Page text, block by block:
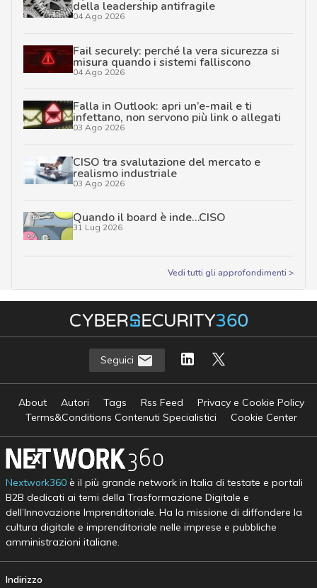
della leadership antifragile
04 Ago 2026
Fail securely: perché la vera sicurezza si
misura quando i sistemi falliscono
04 Ago 2026
Falla in Outlook: apri un’e-mail e ti
infettano, non servono più link o allegati
03 Ago 2026
CISO tra svalutazione del mercato e
realismo industriale
03 Ago 2026
Quando il board è inde…CISO
31 Lug 2026
Vedi tutti gli approfondimenti >
Seguici
About Autori Tags Rss Feed
Privacy e Cookie Policy
Terms&Conditions Contenuti Specialistici
Cookie Center
Nextwork360è il più grande network in Italia di testate e portali
B2B dedicati ai temi della Trasformazione Digitale e
dell’Innovazione Imprenditoriale. Ha la missione di diffondere la
cultura digitale e imprenditoriale nelle imprese e pubbliche
amministrazioni italiane.
Indirizzo